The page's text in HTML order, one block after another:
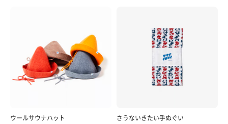
ウールサウナハット さうないきたい手ぬぐい